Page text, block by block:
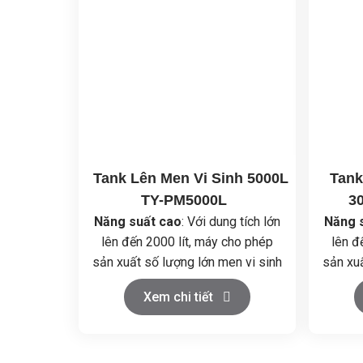
Tank Lên Men Vi Sinh 5000L
TY-PM5000L
Năng suất cao: Với dung tích lớn
lên đến 2000 lít, máy cho phép
sản xuất số lượng lớn men vi sinh
trong một chu kỳ, đáp ứng nhu
cầu sản xuất hàng loạt và quy mô
Xem chi tiết
Năng
lên
sản
cầu